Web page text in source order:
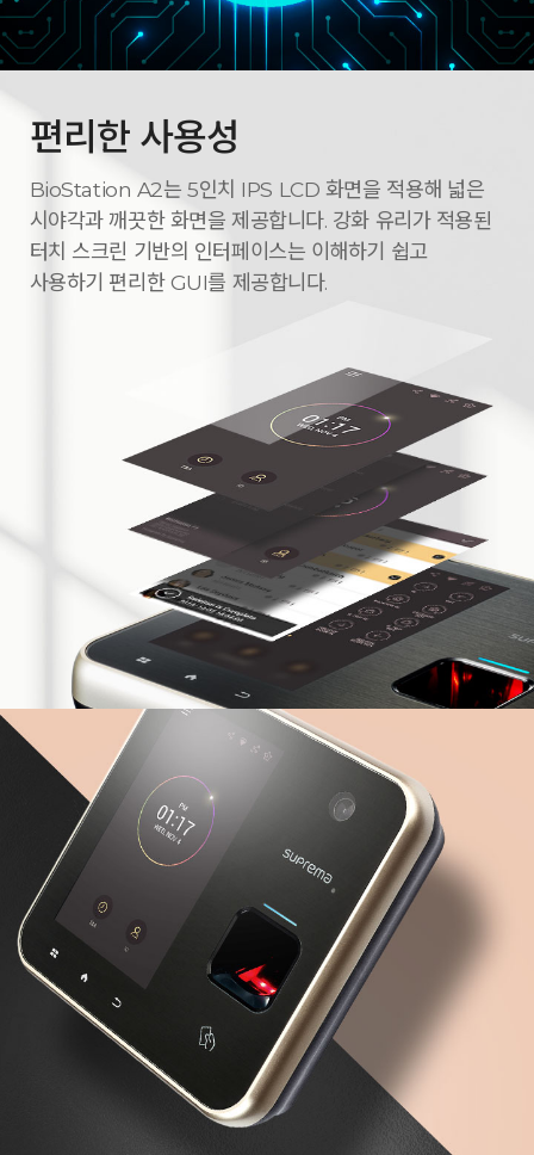
편리한 사용성
BioStation A2는 5인치 IPS LCD 화면을 적용해 넓은
시야각과 깨끗한 화면을 제공합니다. 강화 유리가 적용된
터치 스크린 기반의 인터페이스는 이해하기 쉽고
사용하기 편리한 GUI를 제공합니다.